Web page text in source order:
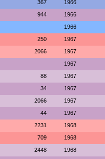
367 1966
944 1966
1966
250 1967
2066 1967
1967
88 1967
34 1967
2066 1967
44 1967
2231 1968
709 1968
2448 1968